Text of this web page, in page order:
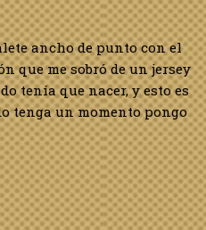
ancho de punto con el
que me sobró de un jersey
tenía que nacer, y esto es
tenga un momento pongo